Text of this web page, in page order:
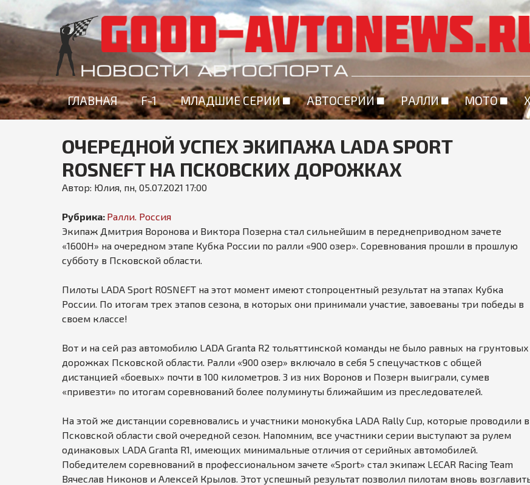
к
основному
g
o
o
w
ГЛАВНАЯ F-1 МЛАДШИЕ СЕРИИ АВТОСЕРИИ РАЛЛИ МОТО
ОЧЕРЕДНОЙ УСПЕХ ЭКИПАЖА LADA SPORT
ROSNEFT НА ПСКОВСКИХ ДОРОЖКАХ
Автор: Юлия пн, 05.07.2021 17:00
Рубрика: Ралли. Россия
Экипаж Дмитрия Воронова и Виктора Позерна стал сильнейшим в переднеприводном зачете
«1600Н» на очередном этапе Кубка России по ралли «900 озер». Соревнования прошли в прошлую
субботу в Псковской области.
Пилоты LADA Sport ROSNEFT на этот момент имеют стопроцентный результат на этапах Кубка
России. По итогам трех этапов сезона, в которых они принимали участие, завоеваны три победы в
своем классе!
Вот и на сей раз автомобилю LADA Granta R2 тольяттинской команды не было равных на грунтовых
дорожках Псковской области. Ралли «900 озер» включало в себя 5 спецучастков с общей
дистанцией «боевых» почти в 100 километров. 3 из них Воронов и Позерн выиграли, сумев
«привезти» по итогам соревнований более полуминуты ближайшим из преследователей.
На этой же дистанции соревновались и участники монокубка LADA Rally Cup, которые проводили в
Псковской области свой очередной сезон. Напомним, все участники серии выступают за рулем
одинаковых LADA Granta R1, имеющих минимальные отличия от серийных автомобилей.
Победителем соревнований в профессиональном зачете «Sport» стал экипаж LECAR Racing Team
Вячеслав Никонов и Алексей Крылов. Этот успешный результат позволил пилотам вновь